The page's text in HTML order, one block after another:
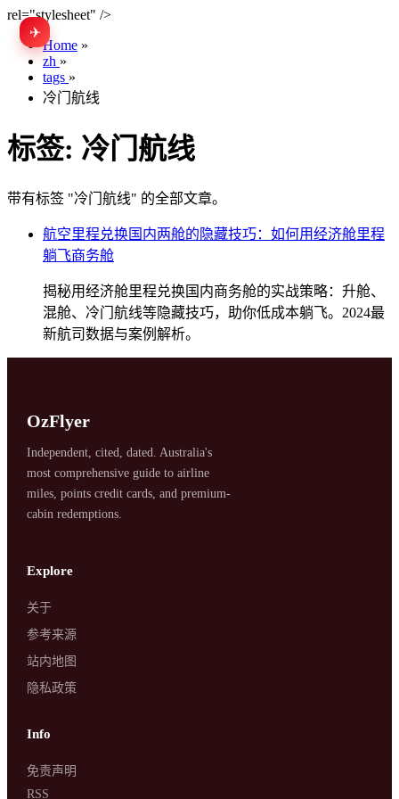
rel="stylesheet" />
✈
Home »
zh »
tags »
冷门航线
标签: 冷门航线
带有标签 "冷门航线" 的全部文章。
航空里程兑换国内两舱的隐藏技巧：如何用经济舱里程
躺飞商务舱
揭秘用经济舱里程兑换国内商务舱的实战策略：升舱、
混舱、冷门航线等隐藏技巧，助你低成本躺飞。2024最
新航司数据与案例解析。
OzFlyer
Independent, cited, dated. Australia's
most comprehensive guide to airline
miles, points credit cards, and premium-
cabin redemptions.
Explore
关于
参考来源
站内地图
隐私政策
Info
免责声明
RSS